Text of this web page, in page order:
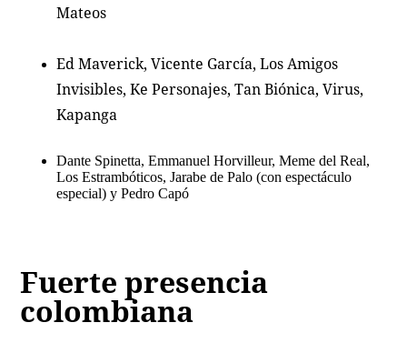
Mateos
Ed Maverick, Vicente García, Los Amigos
Invisibles, Ke Personajes, Tan Biónica, Virus,
Kapanga
Dante Spinetta, Emmanuel Horvilleur, Meme del Real,
Los Estrambóticos, Jarabe de Palo (con espectáculo
especial) y Pedro Capó
Fuerte presencia
colombiana